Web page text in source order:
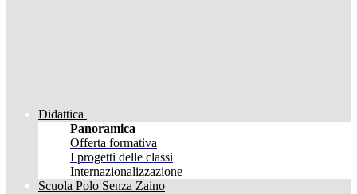
Didattica
Panoramica
Offerta formativa
I progetti delle classi
Internazionalizzazione
Scuola Polo Senza Zaino